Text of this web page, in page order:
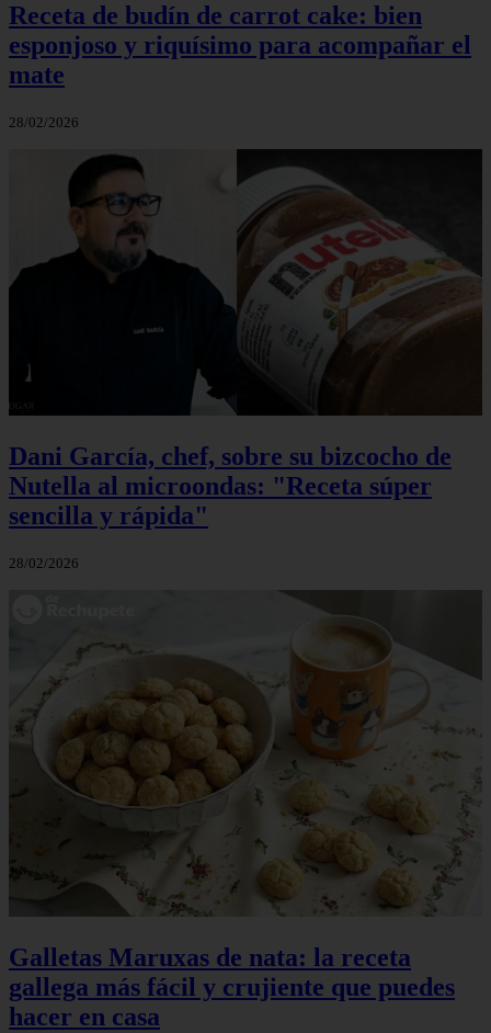
Receta de budín de carrot cake: bien
esponjoso y riquísimo para acompañar el
mate
28/02/2026
Dani García, chef, sobre su bizcocho de
Nutella al microondas: "Receta súper
sencilla y rápida"
28/02/2026
Galletas Maruxas de nata: la receta
gallega más fácil y crujiente que puedes
hacer en casa